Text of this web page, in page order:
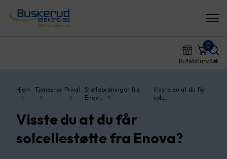
ButikkKurv
0
Søk
Hjem Tjenester Privat Støtteordninger fra
Enov…
Visste du at du får
solc…
Visste du at du får
solcellestøtte fra Enova?